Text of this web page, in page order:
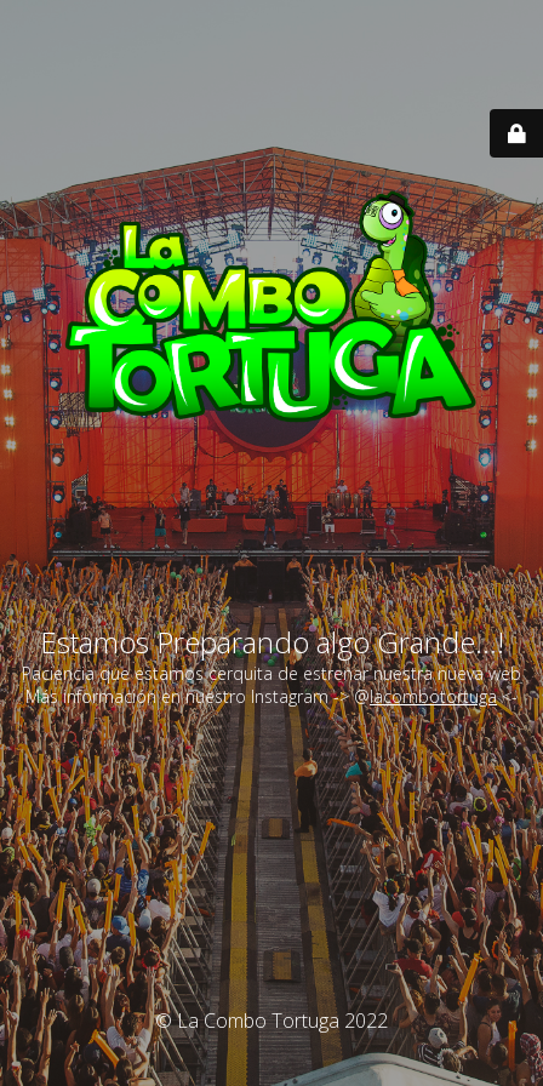
Estamos Preparando algo Grande...!
Paciencia que estamos cerquita de estrenar nuestra nueva web
Más información en nuestro Instagram -> @lacombotortuga<-
© La Combo Tortuga 2022